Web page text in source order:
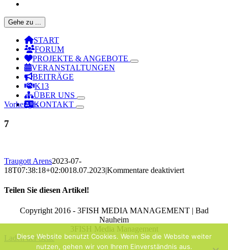
Gehe zu ...
START
FORUM
PROJEKTE & ANGEBOTE
VERANSTALTUNGEN
BEITRÄGE
K13
ÜBER UNS
KONTAKT
Vorheriges
7
Traugott Arens2023-07-
18T07:38:18+02:0018.07.2023|Kommentare deaktiviertfür
Teilen Sie diesen Artikel!
Facebook
Reddit
LinkedIn
WhatsApp
Telegram
Tumblr
Pinterest
EmailCopyright 2016 - 3FISH MEDIA MANAGEMENT | Bad
Nauheim
3FISH Media Management
Laden der Seite
Diese Website benutzt Cookies. Wenn Sie die Website weiter
nutzen, gehen wir von Ihrem Einverständnis aus.